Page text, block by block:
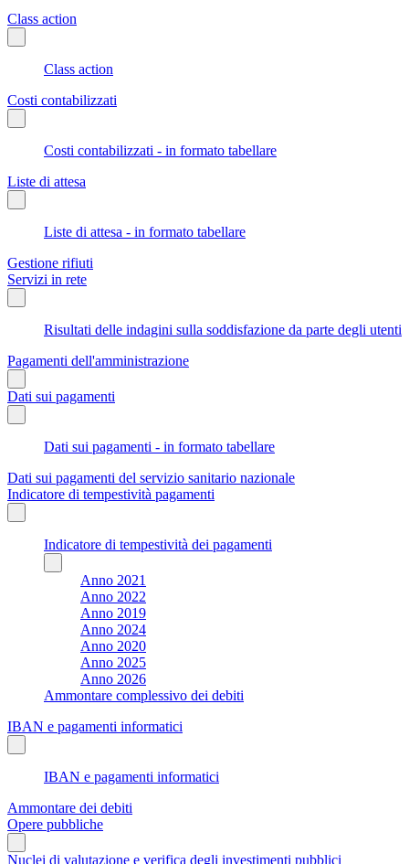
Class action
Class action
Costi contabilizzati
Costi contabilizzati - in formato tabellare
Liste di attesa
Liste di attesa - in formato tabellare
Gestione rifiuti
Servizi in rete
Risultati delle indagini sulla soddisfazione da parte degli utenti
Pagamenti dell'amministrazione
Dati sui pagamenti
Dati sui pagamenti - in formato tabellare
Dati sui pagamenti del servizio sanitario nazionale
Indicatore di tempestività pagamenti
Indicatore di tempestività dei pagamenti
Anno 2021
Anno 2022
Anno 2019
Anno 2024
Anno 2020
Anno 2025
Anno 2026
Ammontare complessivo dei debiti
IBAN e pagamenti informatici
IBAN e pagamenti informatici
Ammontare dei debiti
Opere pubbliche
Nuclei di valutazione e verifica degli investimenti pubblici